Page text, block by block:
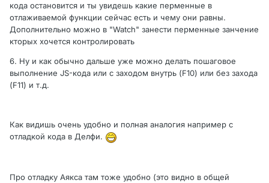
кода остановится и ты увидешь какие перменные в
отлаживаемой функции сейчас есть и чему они равны.
Дополнительно можно в "Watch" занести перменные занчение
кторых хочется контролировать
6. Ну и как обычно дальше уже можно делать пошаговое
выполнение JS-кода или с заходом внутрь (F10) или без захода
(F11) и т.д.
Как видишь очень удобно и полная аналогия например с
отладкой кода в Делфи.
Про отладку Аякса там тоже удобно (это видно в общей